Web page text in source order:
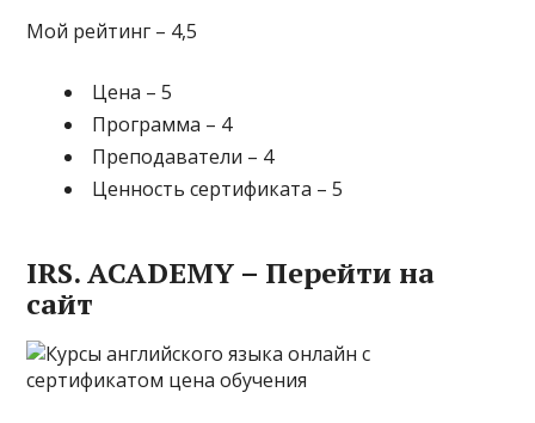
Мой рейтинг – 4,5
Цена – 5
Программа – 4
Преподаватели – 4
Ценность сертификата – 5
IRS. ACADEMY – Перейти на
сайт